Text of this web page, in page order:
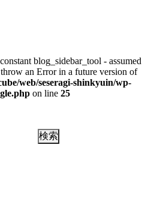
blog_sidebar_tool - assumed
an Error in a future version of
web/seseragi-shinkyuin/wp-
on line 25